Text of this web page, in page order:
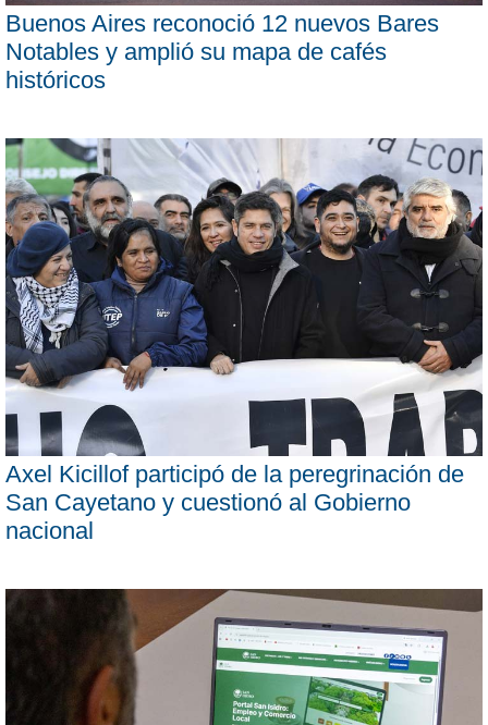
Buenos Aires reconoció 12 nuevos Bares
Notables y amplió su mapa de cafés
históricos
Axel Kicillof participó de la peregrinación de
San Cayetano y cuestionó al Gobierno
nacional